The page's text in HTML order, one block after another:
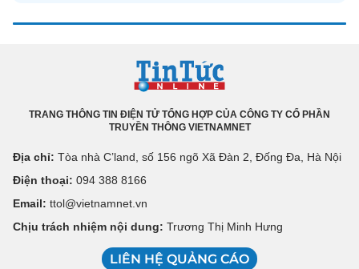
TRANG THÔNG TIN ĐIỆN TỬ TỔNG HỢP CỦA CÔNG TY CỔ PHẦN
TRUYỀN THÔNG VIETNAMNET
Địa chỉ: Tòa nhà C’land, số 156 ngõ Xã Đàn 2, Đống Đa, Hà Nội
Điện thoại: 094 388 8166
Email: ttol@vietnamnet.vn
Chịu trách nhiệm nội dung: Trương Thị Minh Hưng
LIÊN HỆ QUẢNG CÁO